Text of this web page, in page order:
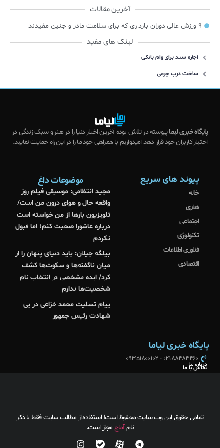
آخرین مقالات
۹ ورزش عالی دوران بارداری که برای سلامت مادر و جنین مفیدند
لینک های مفید
اجاره سند برای وام بانکی
ساخت درب چرمی
پایگاه خبری لیماپیوسته در تلاش بوده آخرین اخبار دنیا را در هنر و سبک زندگی در
اختیار کاربران خود قرار دهد امیدواریم با همراهی خود ما را در این راه حمایت نمایید.
پیوند های سریع
خانه
هنری
اجتماعی
تکنولوژی
فناوری اطلاعات
اقتصادی
موضوعات داغ
مجید انتظامی: موسیقی فیلم روز
واقعه حال و هوای درون من است/
تلویزیون بارها از من خواسته است
درباره عاشورا صحبت کنم؛ اما قبول
نکردم
بیلگه جیلان: باید دنیای پنهان را از
میان ناگفته‌ها و سکوت‌ها کشف
کرد/ ایده مشخصی در انتخاب نام
شخصیت‌ها ندارم
پیام تسلیت محمد خزاعی در پی
شهادت رئیس جمهور
پایگاه خبری لیاما
02188484460 - 09351800102
درباره ما
تماس با ما
تمامی حقوق این وب سایت محفوظ است! استفاده از مطالب سایت فقط با ذکر
نامآماجمجاز است.